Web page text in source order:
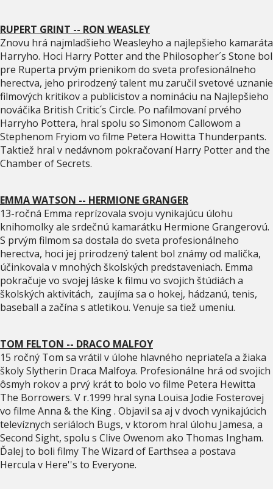
RUPERT GRINT -- RON WEASLEY
Znovu hrá najmladšieho Weasleyho a najlepšieho kamaráta
Harryho. Hoci Harry Potter and the Philosopher´s Stone bol
pre Ruperta prvým prienikom do sveta profesionálneho
herectva, jeho prirodzený talent mu zaručil svetové uznanie
filmových kritikov a publicistov a nomináciu na Najlepšieho
nováčika British Critic´s Circle. Po nafilmovaní prvého
Harryho Pottera, hral spolu so Simonom Callowom a
Stephenom Fryiom vo filme Petera Howitta Thunderpants.
Taktiež hral v nedávnom pokračovaní Harry Potter and the
Chamber of Secrets.
EMMA WATSON -- HERMIONE GRANGER
13-ročná Emma reprízovala svoju vynikajúcu úlohu
knihomolky ale srdečnú kamarátku Hermione Grangerovú.
S prvým filmom sa dostala do sveta profesionálneho
herectva, hoci jej prirodzený talent bol známy od malička,
účinkovala v mnohých školských predstaveniach. Emma
pokračuje vo svojej láske k filmu vo svojich štúdiách a
školských aktivitách, zaujíma sa o hokej, hádzanú, tenis,
baseball a začína s atletikou. Venuje sa tiež umeniu.
TOM FELTON -- DRACO MALFOY
15 ročný Tom sa vrátil v úlohe hlavného nepriateľa a žiaka
školy Slytherin Draca Malfoya. Profesionálne hrá od svojich
ôsmyh rokov a prvý krát to bolo vo filme Petera Hewitta
The Borrowers. V r.1999 hral syna Louisa Jodie Fosterovej
vo filme Anna & the King . Objavil sa aj v dvoch vynikajúcich
televíznych seriáloch Bugs, v ktorom hral úlohu Jamesa, a
Second Sight, spolu s Clive Owenom ako Thomas Ingham.
Ďalej to boli filmy The Wizard of Earthsea a postava
Hercula v Here''s to Everyone.